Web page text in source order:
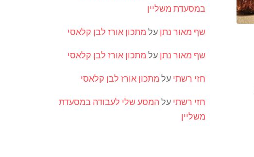
במסעדת משליין
שף מאור נתן על מתכון אורז לבן קלאסי
שף מאור נתן על מתכון אורז לבן קלאסי
חזי רשתי על מתכון אורז לבן קלאסי
חזי רשתי על המסע שלי לעבודה במסעדת
משליין